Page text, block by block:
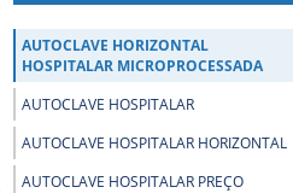
AUTOCLAVE HORIZONTAL
HOSPITALAR MICROPROCESSADA
AUTOCLAVE HOSPITALAR
AUTOCLAVE HOSPITALAR HORIZONTAL
AUTOCLAVE HOSPITALAR PREÇO